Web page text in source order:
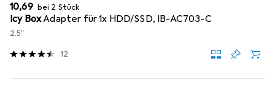
EUR
10,69 bei 2 Stück
Icy Box Adapter für 1x HDD/SSD, IB-AC703-C
2.5"
12